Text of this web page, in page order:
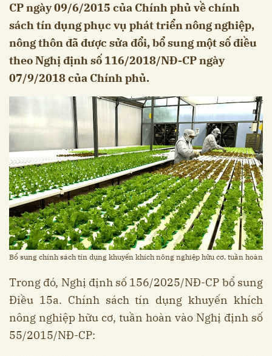
CP ngày 09/6/2015 của Chính phủ về chính
sách tín dụng phục vụ phát triển nông nghiệp,
nông thôn đã được sửa đổi, bổ sung một số điều
theo Nghị định số 116/2018/NĐ-CP ngày
07/9/2018 của Chính phủ.
Bổ sung chính sách tín dụng khuyến khích nông nghiệp hữu cơ, tuần hoàn
Trong đó, Nghị định số 156/2025/NĐ-CP bổ sung
Điều 15a. Chính sách tín dụng khuyến khích
nông nghiệp hữu cơ, tuần hoàn vào Nghị định số
55/2015/NĐ-CP: